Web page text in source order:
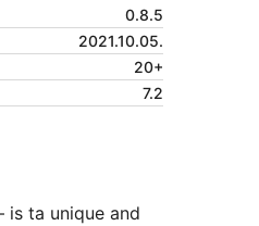
0.8.5
2021.10.05.
20+
7.2
is ta unique and